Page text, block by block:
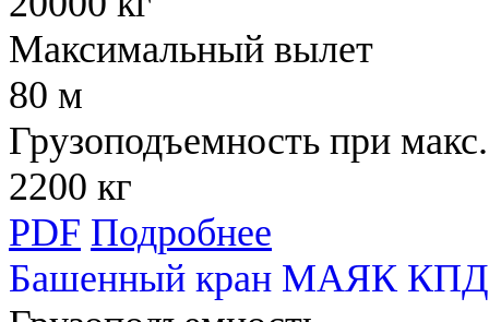
Максимальный вылет
80 м
Грузоподъемность при
2200 кг
PDF Подробнее
Башенный кран МАЯК КПД